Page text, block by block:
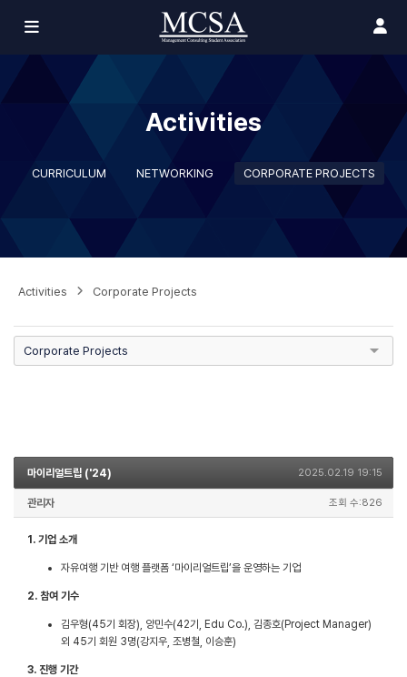
Activities
CURRICULUM NETWORKING CORPORATE PROJECTS
Activities Corporate Projects
Corporate Projects
마이리얼트립 ('24) 2025.02.19 19:15
관리자 조회 수:826
1. 기업 소개
자유여행 기반 여행 플랫폼 ‘마이리얼트립’을 운영하는 기업
2. 참여 기수
김우형(45기 회장), 양민수(42기, Edu Co.), 김종호(Project Manager)
외 45기 회원 3명(강지우, 조병철, 이승훈)
3. 진행 기간